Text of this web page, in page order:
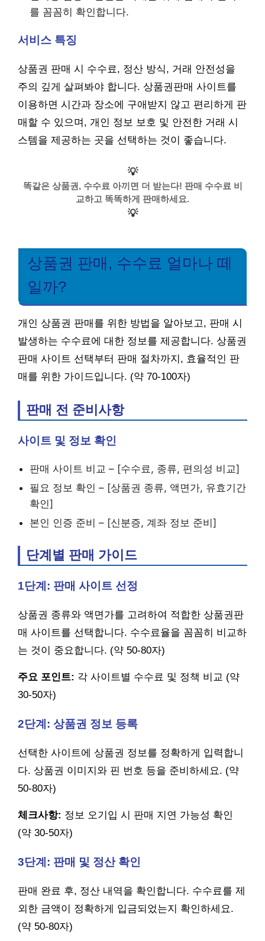
를 꼼꼼히 확인합니다.
서비스 특징
상품권 판매 시 수수료, 정산 방식, 거래 안전성을
주의 깊게 살펴봐야 합니다. 상품권판매 사이트를
이용하면 시간과 장소에 구애받지 않고 편리하게 판
매할 수 있으며, 개인 정보 보호 및 안전한 거래 시
스템을 제공하는 곳을 선택하는 것이 좋습니다.
💡
똑같은 상품권, 수수료 아끼면 더 받는다! 판매 수수료 비
교하고 똑똑하게 판매하세요.
💡
상품권 판매, 수수료 얼마나 떼
일까?
개인 상품권 판매를 위한 방법을 알아보고, 판매 시
발생하는 수수료에 대한 정보를 제공합니다. 상품권
판매 사이트 선택부터 판매 절차까지, 효율적인 판
매를 위한 가이드입니다. (약 70-100자)
판매 전 준비사항
사이트 및 정보 확인
판매 사이트 비교 – [수수료, 종류, 편의성 비교]
필요 정보 확인 – [상품권 종류, 액면가, 유효기간
확인]
본인 인증 준비 – [신분증, 계좌 정보 준비]
단계별 판매 가이드
1단계: 판매 사이트 선정
상품권 종류와 액면가를 고려하여 적합한 상품권판
매 사이트를 선택합니다. 수수료율을 꼼꼼히 비교하
는 것이 중요합니다. (약 50-80자)
주요 포인트: 각 사이트별 수수료 및 정책 비교 (약
30-50자)
2단계: 상품권 정보 등록
선택한 사이트에 상품권 정보를 정확하게 입력합니
다. 상품권 이미지와 핀 번호 등을 준비하세요. (약
50-80자)
체크사항: 정보 오기입 시 판매 지연 가능성 확인
(약 30-50자)
3단계: 판매 및 정산 확인
판매 완료 후, 정산 내역을 확인합니다. 수수료를 제
외한 금액이 정확하게 입금되었는지 확인하세요.
(약 50-80자)